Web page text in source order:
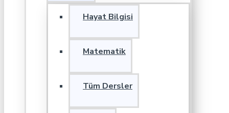
Hayat Bilgisi
Matematik
Tüm Dersler